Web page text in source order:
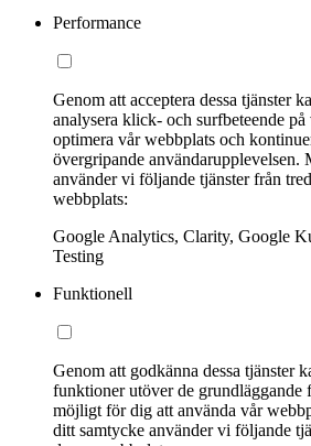
Performance
Genom att acceptera dessa tjänster
analysera klick- och surfbeteende
optimera vår webbplats och
övergripande användarupplevelsen.
använder vi följande tjänster från
webbplats:
Google Analytics, Clarity, Google
Testing
Funktionell
Genom att godkänna dessa tjänster
funktioner utöver de grundläggande
möjligt för dig att använda vår
ditt samtycke använder vi följande